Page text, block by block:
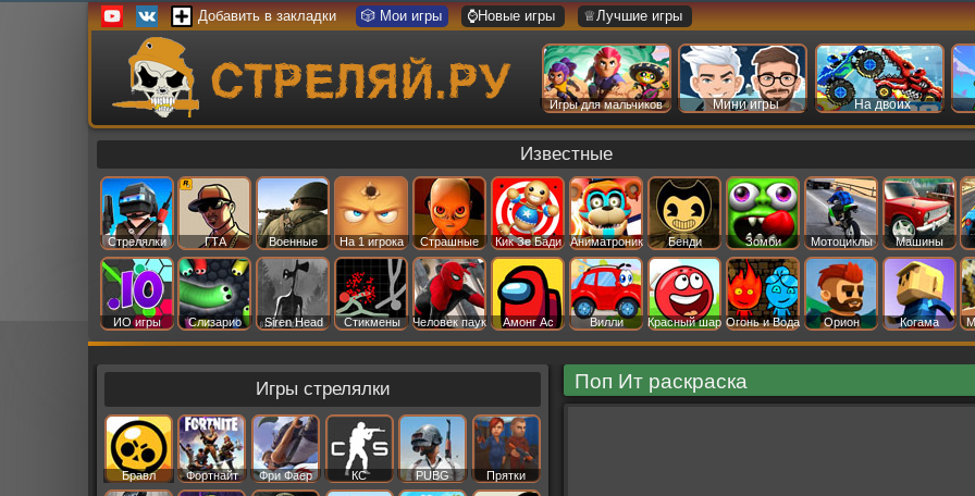
Добавить в закладки 🎲 Мои игры ⌚Новые игры ♕Лучшие игры
Игры для мальчиков Мини игры На двоих
Известные
Стрелялки ГТА Военные На 1 игрока Страшные Кик Зе Бади Аниматроник Бенди Зомби Мотоциклы Машины
ИО игры Слизарио Siren Head Стикмены Человек паук Амонг Ас Вилли Красный шар Огонь и Вода Орион Когама
Поп Ит раскраска
Игры стрелялки
Бравл
Старс
Фортнайт Фри Фаер КС PUBG Прятки